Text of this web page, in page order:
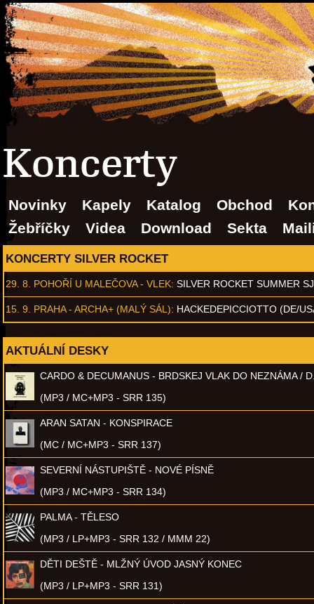
Koncerty
Novinky Kapely Katalog Obchod
Žebříčky
Videa Download Sekta
KONCERTY SILVER ROCKET
29. 8. POHOŘÍ U MALEČOVA - VLEK: SILVER ROCKET SUMMER
15. 9. PRAHA - ARCHA+ (MALÝ SÁL): HACKEDEPICCIOTTO (DE/
AKTUÁLNÍ DESKY
CARDO & DECUMANUS - BRDSKEJ VLAK DO NEZNÁMA /
(MP3 / MC+MP3 - SRR 135)
ARAN SATAN - KONSPIRACE
(MC / MC+MP3 - SRR 137)
SEVERNÍ NÁSTUPIŠTĚ - NOVÉ PÍSNĚ
(MP3 / MC+MP3 - SRR 134)
PALMA - TĚLESO
(MP3 / LP+MP3 - SRR 132 / MMM 22)
DĚTI DEŠTĚ - MLŽNÝ ÚVOD JASNÝ KONEC
(MP3 / LP+MP3 - SRR 131)